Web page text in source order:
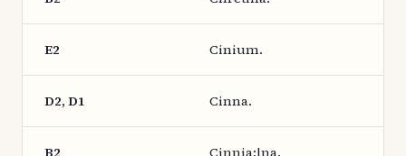
E2 Cinium.
D2, D1 Cinna.
B2 Cinnia:|na.